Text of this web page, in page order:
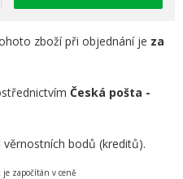
zboží při objednání je za
Česká pošta -
věrnostních bodů (kreditů).
je započítán v ceně